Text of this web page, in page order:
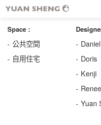
Space :
公共空間
自用住宅
Daniel
Doris
Kenji
Renee
Yuan